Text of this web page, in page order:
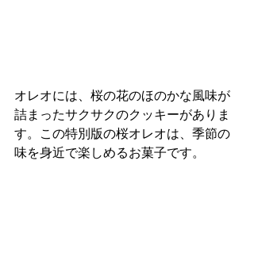
オレオには、桜の花のほのかな風味が
詰まったサクサクのクッキーがありま
す。この特別版の桜オレオは、季節の
味を身近で楽しめるお菓子です。